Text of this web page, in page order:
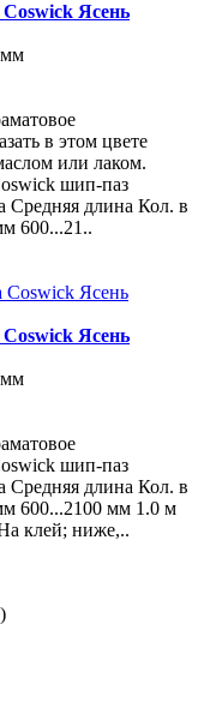
Ясень
мм
в этом цвете
или лаком.
шип-паз
длина Кол. в
600...21..
Ясень
мм
шип-паз
длина Кол. в
600...2100 мм 1.0 м
клей; ниже,..